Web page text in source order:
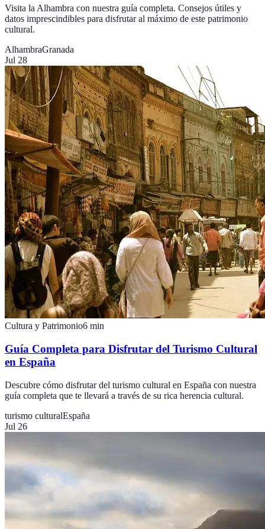
Visita la Alhambra con nuestra guía completa. Consejos útiles y
datos imprescindibles para disfrutar al máximo de este patrimonio
cultural.
AlhambraGranada
Jul 28
Cultura y Patrimonio6 min
Guía Completa para Disfrutar del Turismo Cultural
en España
Descubre cómo disfrutar del turismo cultural en España con nuestra
guía completa que te llevará a través de su rica herencia cultural.
turismo culturalEspaña
Jul 26